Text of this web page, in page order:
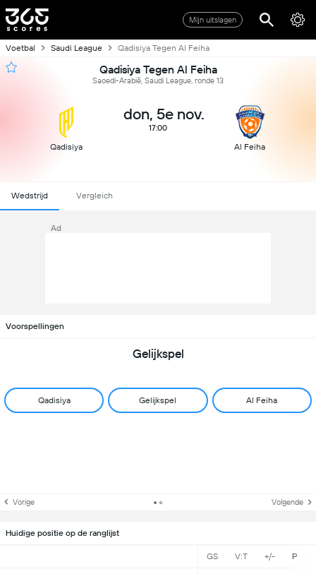
Mijn uitslagen
Voetbal Saudi League Qadisiya Tegen Al Feiha
Qadisiya Tegen Al Feiha
Saoedi-Arabië, Saudi League, ronde 13
Qadisiya
don, 5e nov.
17:00
Al Feiha
Wedstrijd Vergleich
Ad
Voorspellingen
Gelijkspel
Qadisiya Gelijkspel Al Feiha
Vorige Volgende
Huidige positie op de ranglijst
GS V:T +/- P